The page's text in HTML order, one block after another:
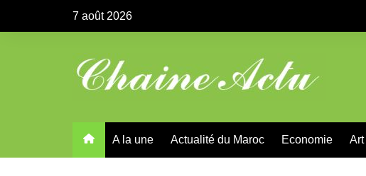
7 août 2026
A la une Actualité du Maroc Economie Art